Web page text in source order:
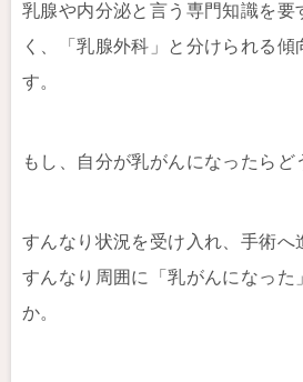
乳腺や内分泌と言う専門知識を要
く、「乳腺外科」と分けられる傾
す。
もし、自分が乳がんになったらど
すんなり状況を受け入れ、手術へ
すんなり周囲に「乳がんになった
か。